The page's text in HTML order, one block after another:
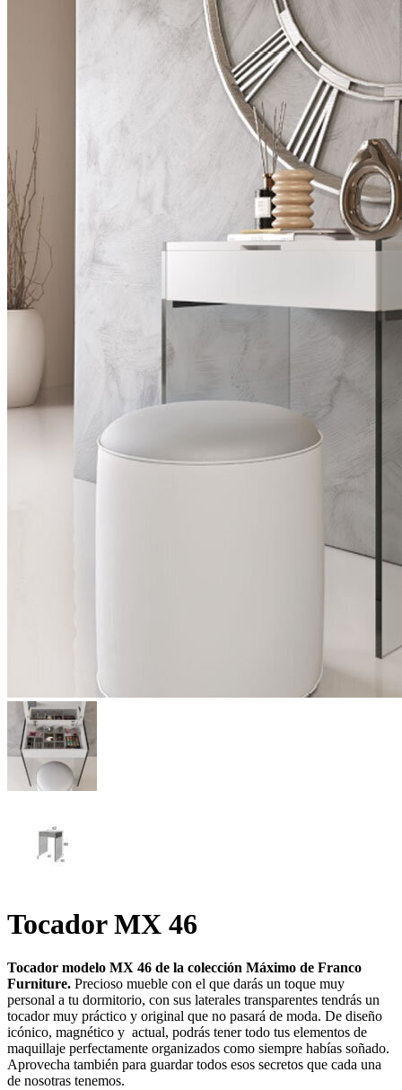
Tocador MX 46
Tocador modelo MX 46 de la colección Máximo de Franco
Furniture. Precioso mueble con el que darás un toque muy
personal a tu dormitorio, con sus laterales transparentes tendrás un
tocador muy práctico y original que no pasará de moda. De diseño
icónico, magnético y actual, podrás tener todo tus elementos de
maquillaje perfectamente organizados como siempre habías soñado.
Aprovecha también para guardar todos esos secretos que cada una
de nosotras tenemos.